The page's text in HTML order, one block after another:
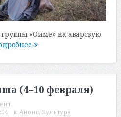
«Ойме» на аварскую
(4–10 февраля)
в: Анонс, Культура